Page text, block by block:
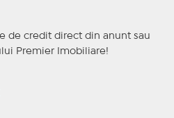
de credit direct din anunt sau
Premier Imobiliare!